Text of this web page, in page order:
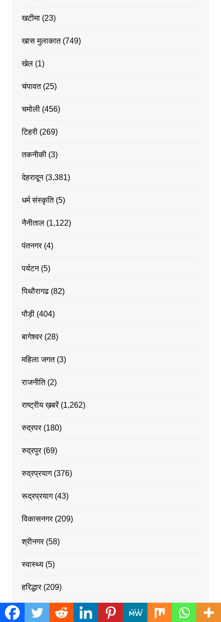
खटीमा(23)
खास मुलाकात(749)
खेल(1)
चंपावत(25)
चमोली(456)
टिहरी(269)
तकनीकी(3)
देहरादून(3,381)
धर्म संस्कृति(5)
नैनीताल(1,122)
पंतनगर(4)
पर्यटन(5)
पिथौरागढ(82)
पौड़ी(404)
बागेश्वर(28)
महिला जगत(3)
राजनीति(2)
राष्ट्रीय ख़बरें(1,262)
रुद्रपर(180)
रुद्रपुर(69)
रुद्रप्रयाग(376)
रूद्रप्रयाग(43)
विकासनगर(209)
श्रीनगर(58)
स्वास्थ्य(5)
हरिद्धार(209)
हरिद्वार(52)